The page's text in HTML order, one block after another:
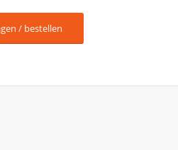
/ bestellen